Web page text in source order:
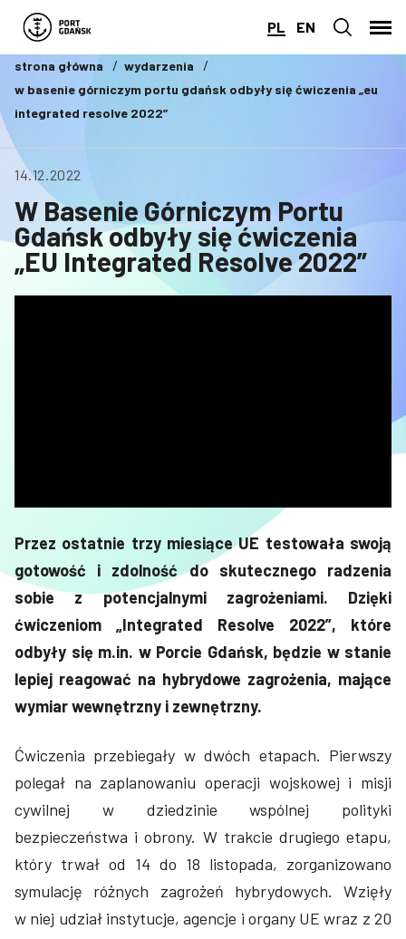
PL EN
strona główna
wydarzenia
w basenie górniczym portu gdańsk odbyły się ćwiczenia „eu
integrated resolve 2022”
14.12.2022
W Basenie Górniczym Portu
Gdańsk odbyły się ćwiczenia
„EU Integrated Resolve 2022”
Przez ostatnie trzy miesiące UE testowała swoją
gotowość i zdolność do skutecznego radzenia
sobie z potencjalnymi zagrożeniami. Dzięki
ćwiczeniom „Integrated Resolve 2022”, które
odbyły się m.in. w Porcie Gdańsk, będzie w stanie
lepiej reagować na hybrydowe zagrożenia, mające
wymiar wewnętrzny i zewnętrzny.
Ćwiczenia przebiegały w dwóch etapach. Pierwszy
polegał na zaplanowaniu operacji wojskowej i misji
cywilnej w dziedzinie wspólnej polityki
bezpieczeństwa i obrony. W trakcie drugiego etapu,
który trwał od 14 do 18 listopada, zorganizowano
symulację różnych zagrożeń hybrydowych. Wzięły
w niej udział instytucje, agencje i organy UE wraz z 20